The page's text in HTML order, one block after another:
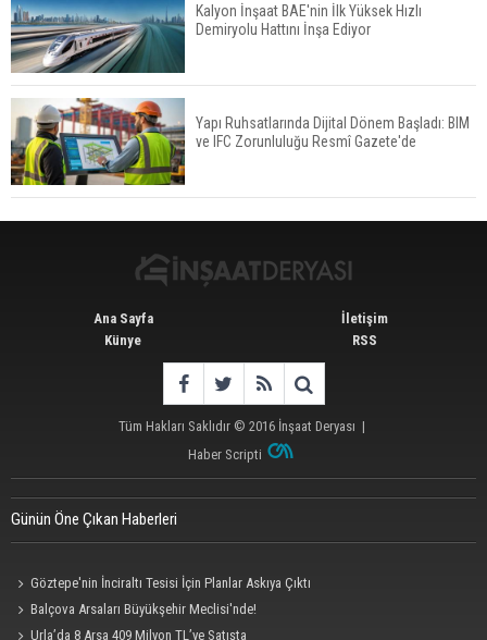
ABD'de İnşaat Harcamaları Geriledi
Tercih Döneminde Barınma Telaşı Başladı
Kalyon İnşaat BAE'nin İlk Yüksek Hızlı
Demiryolu Hattını İnşa Ediyor
Yapı Ruhsatlarında Dijital Dönem Başladı: BIM
ve IFC Zorunluluğu Resmî Gazete'de
Ana Sayfa
Künye
İletişim
RSS
Tüm Hakları Saklıdır © 2016 İnşaat Deryası |
Haber Scripti
Günün Öne Çıkan Haberleri
Göztepe'nin İnciraltı Tesisi İçin Planlar Askıya Çıktı
Balçova Arsaları Büyükşehir Meclisi'nde!
Urla’da 8 Arsa 409 Milyon TL’ye Satışta